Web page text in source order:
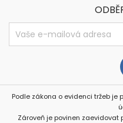
Podle zákona o evidenci tržeb
Zároveň je povinen zaevidovat